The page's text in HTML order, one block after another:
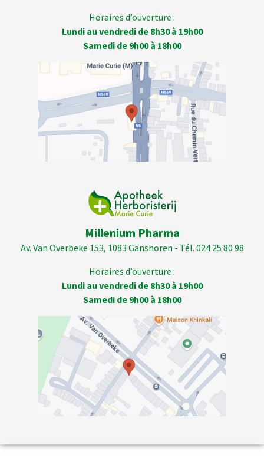
Horaires d’ouverture :
Lundi au vendredi de 8h30 à 19h00
Samedi de 9h00 à 18h00
Millenium Pharma
Av. Van Overbeke 153, 1083 Ganshoren - Tél. 024 25 80 98
Horaires d’ouverture :
Lundi au vendredi de 8h30 à 19h00
Samedi de 9h00 à 18h00